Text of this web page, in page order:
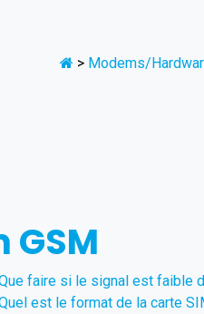
> Modems/
GSM
faire si le signal est faible
est le format de la carte